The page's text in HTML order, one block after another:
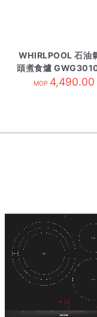
WHIRLPOOL 石油
頭煮食爐
MOP 4,490.00